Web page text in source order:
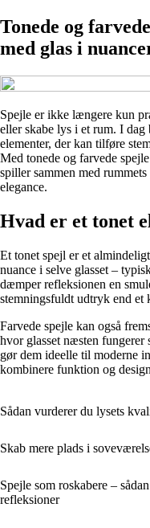
Tonede og
med glas i
Spejle er ikke længere kun
eller skabe lys i et rum. I dag
elementer, der kan tilføre
Med tonede og farvede
spiller sammen med
elegance.
Hvad er et tonet
Et tonet spejl er et
nuance i selve glasset –
dæmper refleksionen en
stemningsfuldt udtryk end et
Farvede spejle kan også
hvor glasset næsten fungerer
gør dem ideelle til moderne
kombinere funktion og
Sådan vurderer du lysets
Skab mere plads i
Spejle som roskabere –
refleksioner